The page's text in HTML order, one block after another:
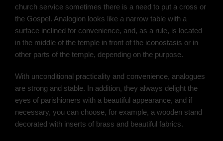
church service sometimes there is a need to put a cross or
the Gospel. Analogion looks like a narrow table with a
surface inclined for convenience, and, as a rule, is located
in the middle of the temple in front of the iconostasis or in
other parts of the temple, depending on the purpose.
With unconditional practicality and convenience, analogues
are strong and stable. In addition, they always delight the
eyes of parishioners with a beautiful appearance, and if
necessary, you can choose, for example, a wooden stand
decorated with inserts of brass and beautiful fabrics.